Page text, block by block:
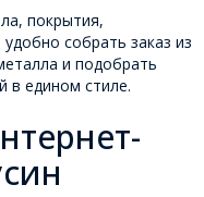
покрытия,
собрать заказ из
и подобрать
в едином стиле.